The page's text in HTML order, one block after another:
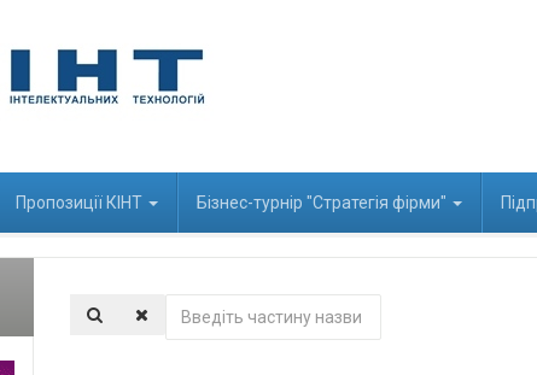
Пропозиції КІНТ Бізнес-турнір "Стратегія фірми"
Введіть
частину